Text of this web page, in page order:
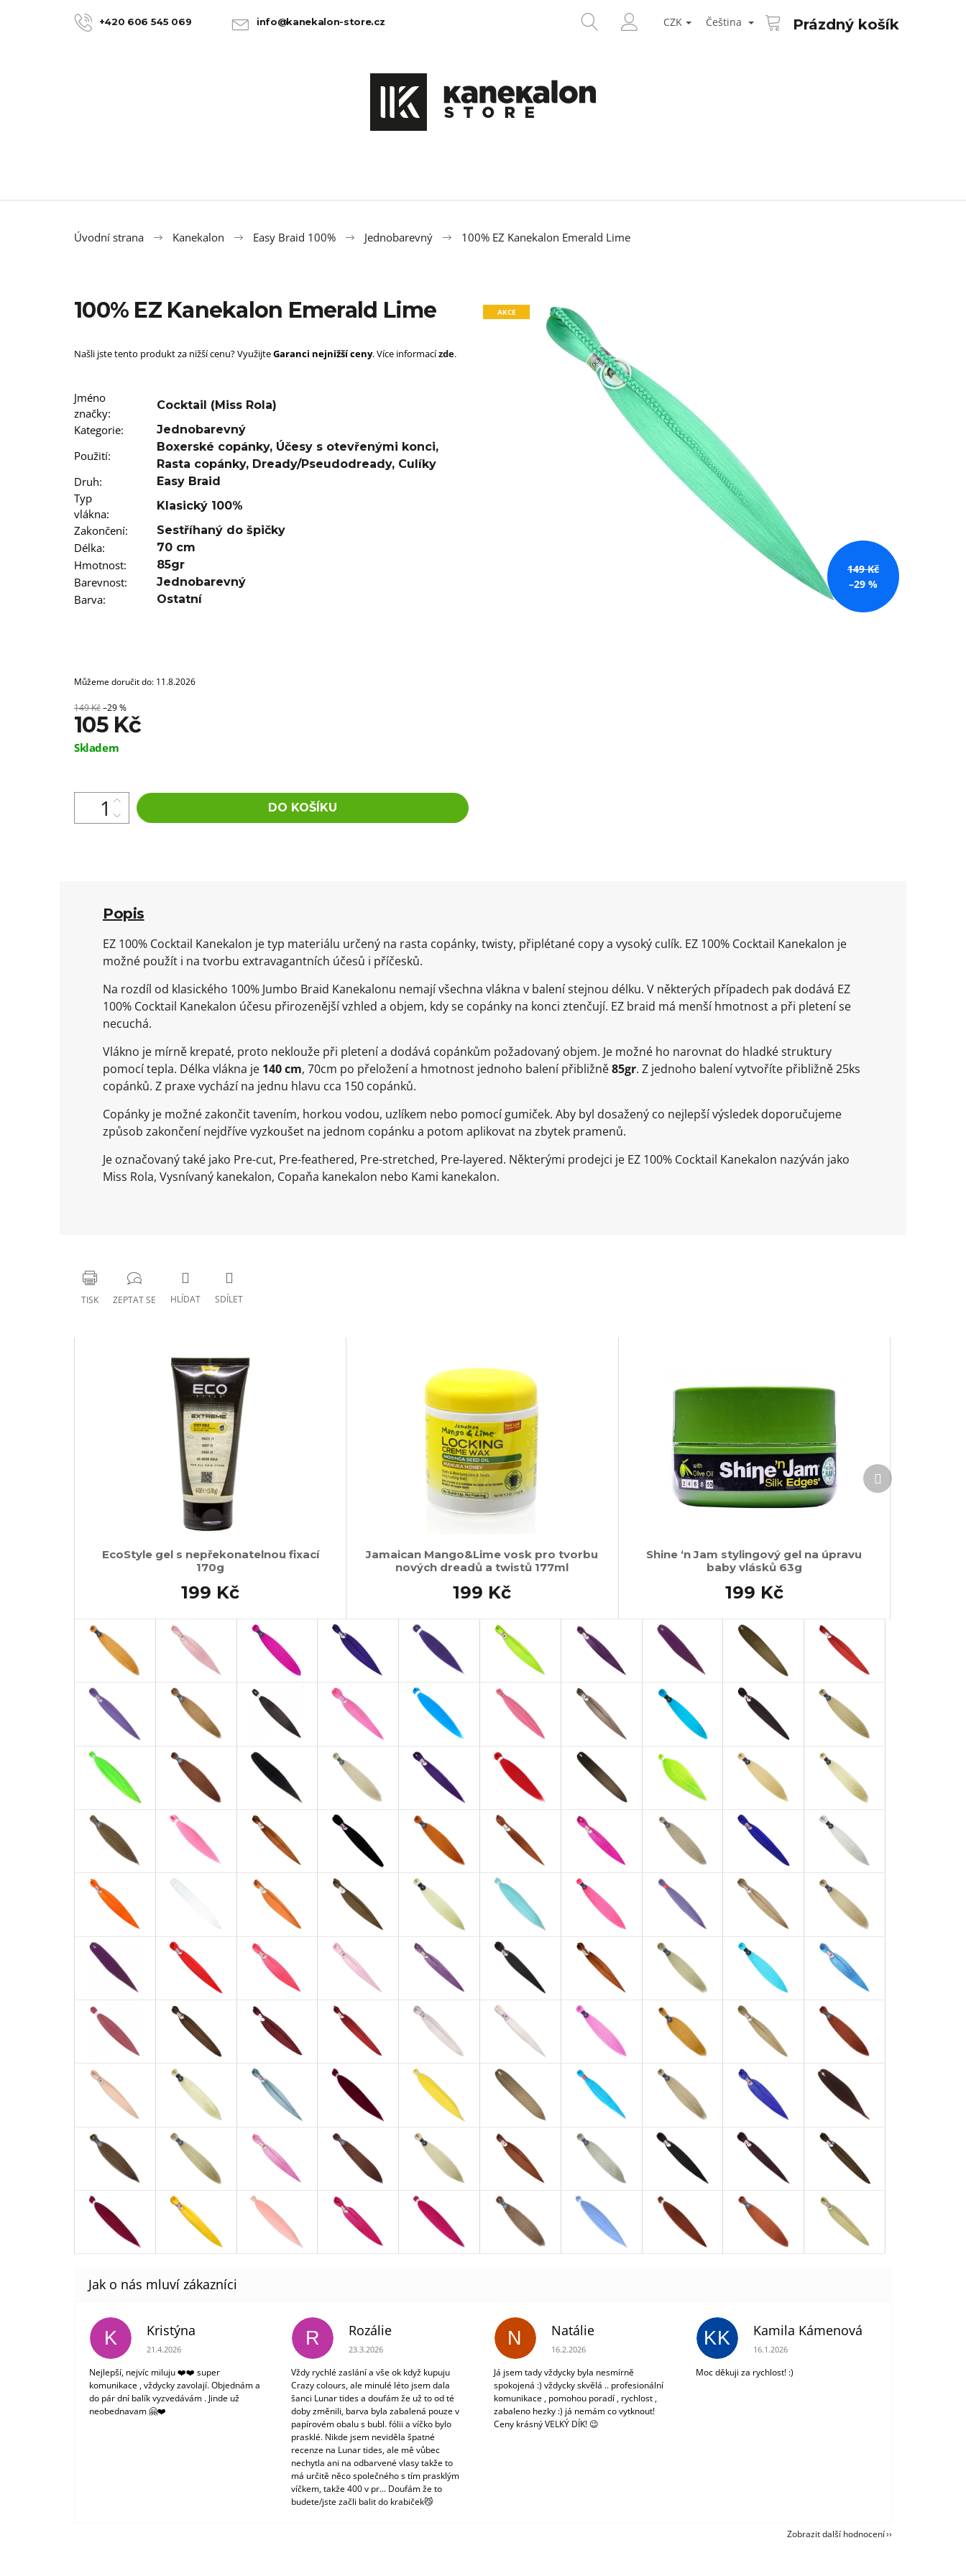
+420 606 545 069 info@kanekalon-store.cz
HLEDAT
CZK Čeština NÁKUPNÍ
KOŠÍK
Prázdný košík
Úvodní strana Kanekalon Easy Braid 100% Jednobarevný 100% EZ Kanekalon Emerald Lime
100% EZ Kanekalon Emerald Lime AKCE
149 Kč
–29 %
Našli jste tento produkt za nižší cenu? VyužijteGaranci nejnižší ceny. Více informacízde.
Jméno
značky:
Cocktail (Miss Rola)
Kategorie: Jednobarevný
Použití:
Boxerské copánky, Účesy s otevřenými konci,
Rasta copánky, Dready/Pseudodready, Culíky
Druh: Easy Braid
Typ
vlákna:
Klasický 100%
Zakončení: Sestříhaný do špičky
Délka: 70 cm
Hmotnost: 85gr
Barevnost: Jednobarevný
Barva: Ostatní
Můžeme doručit do: 11.8.2026
149 Kč–29 %
105 Kč
Měrná
Skladem
DO KOŠÍKU
Popis
EZ 100% Cocktail Kanekalon je typ materiálu určený na rasta copánky, twisty, připlétané copy a vysoký culík. EZ 100% Cocktail Kanekalon je
možné použít i na tvorbu extravagantních účesů i příčesků.
Na rozdíl od klasického 100% Jumbo Braid Kanekalonu nemají všechna vlákna v balení stejnou délku. V některých případech pak dodává EZ
100% Cocktail Kanekalon účesu přirozenější vzhled a objem, kdy se copánky na konci ztenčují. EZ braid má menší hmotnost a při pletení se
necuchá.
Vlákno je mírně krepaté, proto neklouže při pletení a dodává copánkům požadovaný objem. Je možné ho narovnat do hladké struktury
pomocí tepla. Délka vlákna je 140 cm, 70cm po přeložení a hmotnost jednoho balení přibližně85gr. Z jednoho balení vytvoříte přibližně 25ks
copánků. Z praxe vychází na jednu hlavu cca 150 copánků.
Copánky je možné zakončit tavením, horkou vodou, uzlíkem nebo pomocí gumiček. Aby byl dosažený co nejlepší výsledek doporučujeme
způsob zakončení nejdříve vyzkoušet na jednom copánku a potom aplikovat na zbytek pramenů.
Je označovaný také jako Pre-cut, Pre-feathered, Pre-stretched, Pre-layered. Některými prodejci je EZ 100% Cocktail Kanekalon nazýván jako
Miss Rola, Vysnívaný kanekalon, Copaňa kanekalon nebo Kami kanekalon.
TISK ZEPTAT SE HLÍDAT SDÍLET
EcoStyle gel s nepřekonatelnou fixací
170g
199 Kč
Jamaican Mango&Lime vosk pro tvorbu
nových dreadů a twistů 177ml
199 Kč
Shine ‘n Jam stylingový gel na úpravu
baby vlásků 63g
199 Kč
Další
produkt
K Kristýna
Hodnocení obchodu je 5 z 5 hvězdiček.
21.4.2026
Nejlepší, nejvíc miluju ❤️❤️ super
komunikace , vždycky zavolají. Objednám a
do pár dní balík vyzvedávám . Jinde už
neobednavam 🤗❤️
R Rozálie
Hodnocení obchodu je 3 z 5 hvězdiček.
23.3.2026
Vždy rychlé zaslání a vše ok když kupuju
Crazy colours, ale minulé léto jsem dala
šanci Lunar tides a doufám že už to od té
doby změnili, barva byla zabalená pouze v
papírovém obalu s bubl. fólii a víčko bylo
prasklé. Nikde jsem neviděla špatné
recenze na Lunar tides, ale mě vůbec
nechytla ani na odbarvené vlasy takže to
má určitě něco společného s tím prasklým
víčkem, takže 400 v pr... Doufám že to
budete/jste začli balit do krabiček😼
N Natálie
Hodnocení obchodu je 5 z 5 hvězdiček.
16.2.2026
Já jsem tady vždycky byla nesmírně
spokojená :) vždycky skvělá .. profesionální
komunikace , pomohou poradí , rychlost ,
zabaleno hezky :) já nemám co vytknout!
Ceny krásný VELKÝ DÍK! 😉
KK Kamila Kámenová
Hodnocení obchodu je 5 z 5 hvězdiček.
16.1.2026
Moc děkuji za rychlost! :)
Zobrazit další hodnocení
Co potřebujete najít?
100% JUMBO BRAID KANEKALON 22
Původně:149 Kč
100% EZ KANEKALON 1
100% JUMBO BRAID KANEKALON 1
SUPERBRAID
99 Kč
Původně:149 Kč